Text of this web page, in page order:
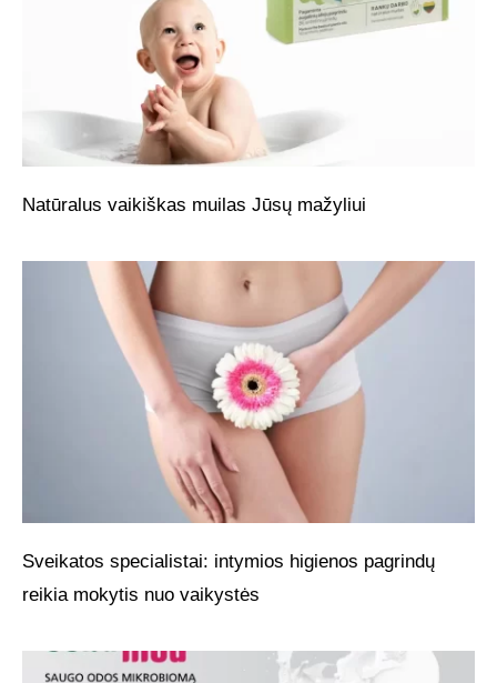
Natūralus vaikiškas muilas Jūsų mažyliui
Sveikatos specialistai: intymios higienos pagrindų
reikia mokytis nuo vaikystės